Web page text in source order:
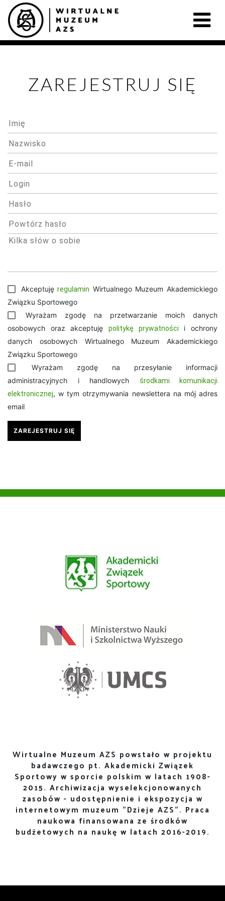
ZAREJESTRUJ SIĘ
Akceptujęregulamin Wirtualnego Muzeum Akademickiego
Związku Sportowego
Wyrażam zgodę na przetwarzanie moich danych
osobowych oraz akceptuję politykę prywatności i ochrony
danych osobowych Wirtualnego Muzeum Akademickiego
Związku Sportowego
Wyrażam zgodę na przesyłanie informacji
administracyjnych i handlowych środkami komunikacji
elektronicznej, w tym otrzymywania newslettera na mój adres
email
Wirtualne Muzeum AZS powstało w projektu
badawczego pt. Akademicki Związek
Sportowy w sporcie polskim w latach 1908-
2015. Archiwizacja wyselekcjonowanych
zasobów - udostępnienie i ekspozycja w
internetowym muzeum "Dzieje AZS". Praca
naukowa finansowana ze środków
budżetowych na naukę w latach 2016-2019.